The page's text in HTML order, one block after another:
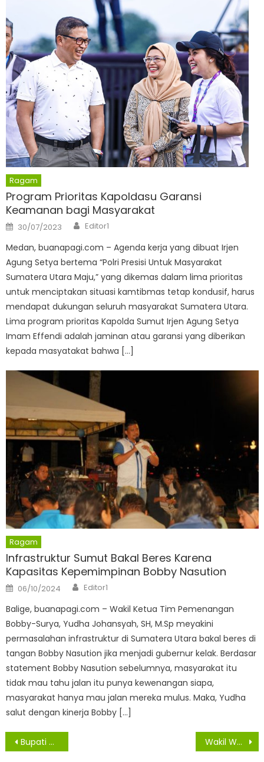
Ragam
Program Prioritas Kapoldasu Garansi
Keamanan bagi Masyarakat
Posted
on
30/07/2023 Author
Editor1
Medan, buanapagi.com – Agenda kerja yang dibuat Irjen
Agung Setya bertema “Polri Presisi Untuk Masyarakat
Sumatera Utara Maju,” yang dikemas dalam lima prioritas
untuk menciptakan situasi kamtibmas tetap kondusif, harus
mendapat dukungan seluruh masyarakat Sumatera Utara.
Lima program prioritas Kapolda Sumut Irjen Agung Setya
Imam Effendi adalah jaminan atau garansi yang diberikan
kepada masyatakat bahwa […]
Ragam
Infrastruktur Sumut Bakal Beres Karena
Kapasitas Kepemimpinan Bobby Nasution
Posted
on
06/10/2024 Author
Editor1
Balige, buanapagi.com – Wakil Ketua Tim Pemenangan
Bobby-Surya, Yudha Johansyah, SH, M.Sp meyakini
permasalahan infrastruktur di Sumatera Utara bakal beres di
tangan Bobby Nasution jika menjadi gubernur kelak. Berdasar
statement Bobby Nasution sebelumnya, masyarakat itu
tidak mau tahu jalan itu punya kewenangan siapa,
masyarakat hanya mau jalan mereka mulus. Maka, Yudha
salut dengan kinerja Bobby […]
Navigasi
Bupati Dan Wakil Bupati Asahan Tinjau Kegiatan Gotroy di Jalan Hos. Cokroaminoto Kisaran Wakil Wali Kota Medan dan ASN Divaksin